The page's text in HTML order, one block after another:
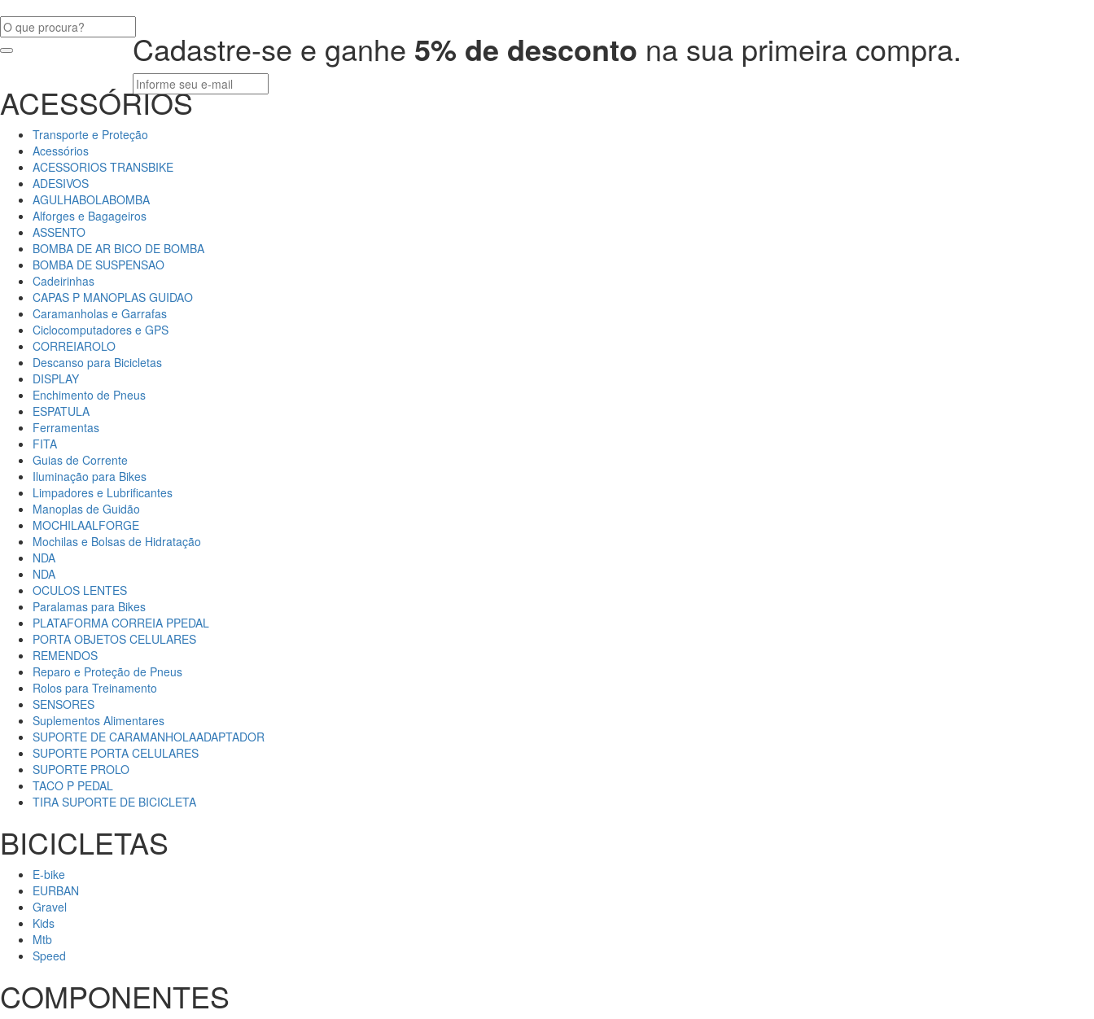
ACESSÓRIOS
Transporte e Proteção
Acessórios
ACESSORIOS TRANSBIKE
ADESIVOS
AGULHABOLABOMBA
Alforges e Bagageiros
ASSENTO
BOMBA DE AR BICO DE BOMBA
BOMBA DE SUSPENSAO
Cadeirinhas
CAPAS P MANOPLAS GUIDAO
Caramanholas e Garrafas
Ciclocomputadores e GPS
CORREIAROLO
Descanso para Bicicletas
DISPLAY
Enchimento de Pneus
ESPATULA
Ferramentas
FITA
Guias de Corrente
Iluminação para Bikes
Limpadores e Lubrificantes
Manoplas de Guidão
MOCHILAALFORGE
Mochilas e Bolsas de Hidratação
NDA
NDA
OCULOS LENTES
Paralamas para Bikes
PLATAFORMA CORREIA PPEDAL
PORTA OBJETOS CELULARES
REMENDOS
Reparo e Proteção de Pneus
Rolos para Treinamento
SENSORES
Suplementos Alimentares
SUPORTE DE CARAMANHOLAADAPTADOR
SUPORTE PORTA CELULARES
SUPORTE PROLO
TACO P PEDAL
TIRA SUPORTE DE BICICLETA
BICICLETAS
E-bike
EURBAN
Gravel
Kids
Mtb
Speed
COMPONENTES
Cadastre-se e ganhe 5% de desconto na sua primeira compra.
Obs.: Desconto válido para compras acima de R$ 199,00